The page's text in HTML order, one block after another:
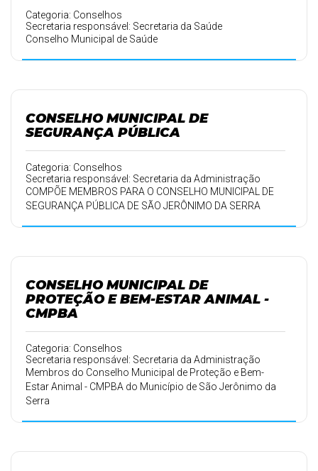
Categoria: Conselhos
Secretaria responsável: Secretaria da Saúde
Conselho Municipal de Saúde
CONSELHO MUNICIPAL DE
SEGURANÇA PÚBLICA
Categoria: Conselhos
Secretaria responsável: Secretaria da Administração
COMPÕE MEMBROS PARA O CONSELHO MUNICIPAL DE
SEGURANÇA PÚBLICA DE SÃO JERÔNIMO DA SERRA
CONSELHO MUNICIPAL DE
PROTEÇÃO E BEM-ESTAR ANIMAL -
CMPBA
Categoria: Conselhos
Secretaria responsável: Secretaria da Administração
Membros do Conselho Municipal de Proteção e Bem-
Estar Animal - CMPBA do Município de São Jerônimo da
Serra